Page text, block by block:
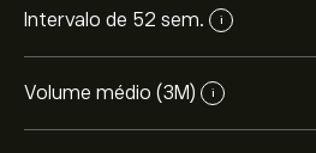
Intervalo de 52 sem. i
Volume médio (3M) i